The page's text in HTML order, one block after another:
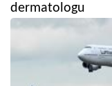
dermatologu